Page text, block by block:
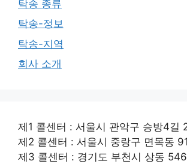
탁송 종류
탁송-정보
탁송-지역
회사 소개
제1 콜센터 : 서울시 관악구 승방4길
제2 콜센터 : 서울시 중랑구 면목동
제3 콜센터 : 경기도 부천시 상동